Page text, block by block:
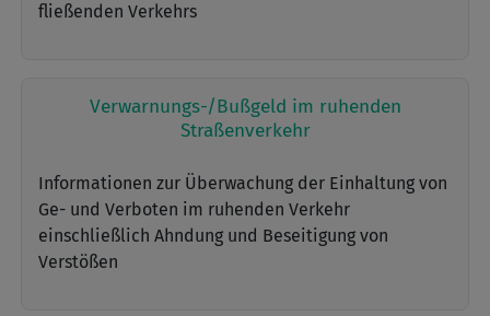
fließenden Verkehrs
Verwarnungs-/Bußgeld im ruhenden
Straßenverkehr
Informationen zur Überwachung der Einhaltung von
Ge- und Verboten im ruhenden Verkehr
einschließlich Ahndung und Beseitigung von
Verstößen